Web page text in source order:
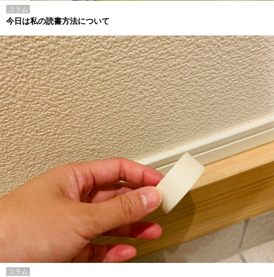
コラム
今日は私の読書方法について
コラム